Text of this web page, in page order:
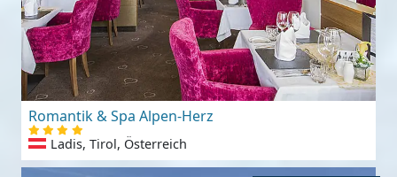
Romantik & Spa Alpen-Herz
Ladis, Tirol, Österreich